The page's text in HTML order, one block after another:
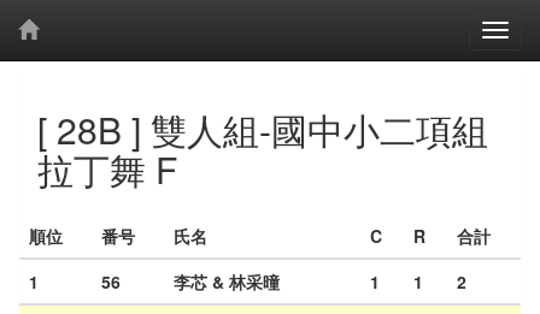
[ 28B ] 雙人組-國中小二項組
拉丁舞 F
順位 番号 氏名 C R
合計
1
56 李芯 & 林采曈 1 1
2